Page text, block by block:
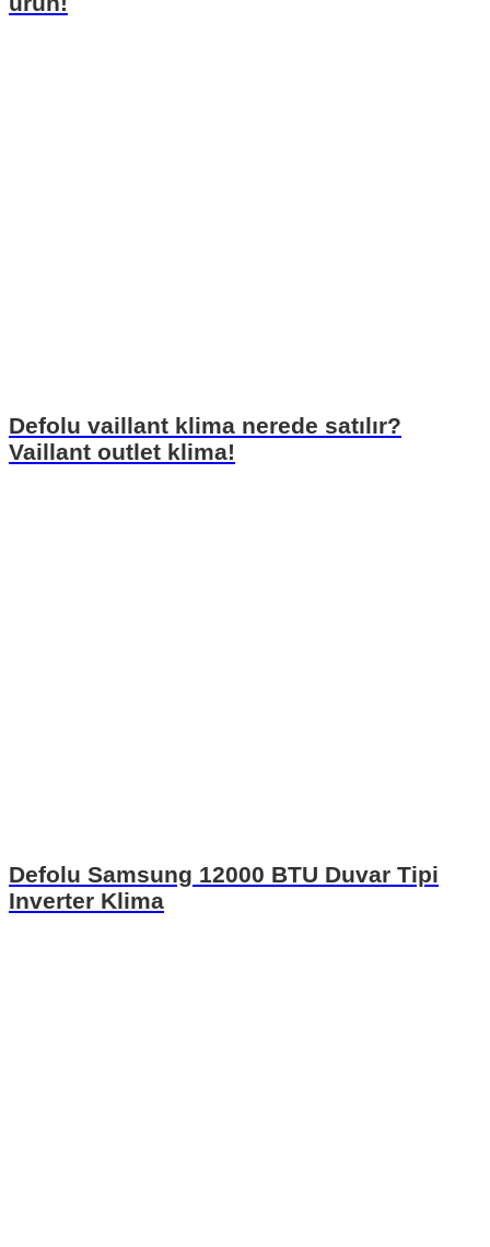
Defolu vaillant klima nerede satılır?
Vaillant outlet klima!
Defolu Samsung 12000 BTU Duvar Tipi
Inverter Klima